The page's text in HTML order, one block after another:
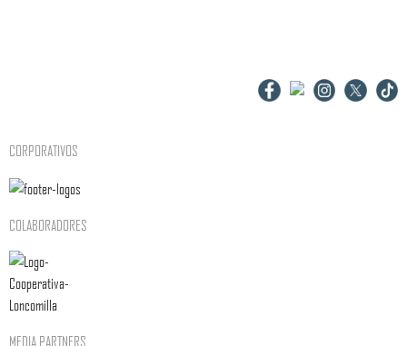
CORPORATIVOS
COLABORADORES
MEDIA PARTNERS